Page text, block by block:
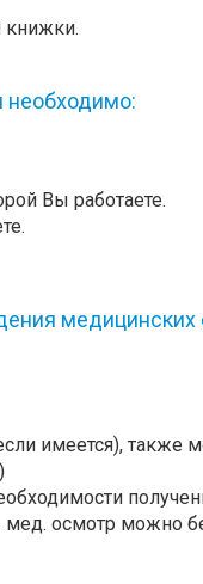
книжки.
Вы работаете.
медицинских
имеется), также
осмотр можно